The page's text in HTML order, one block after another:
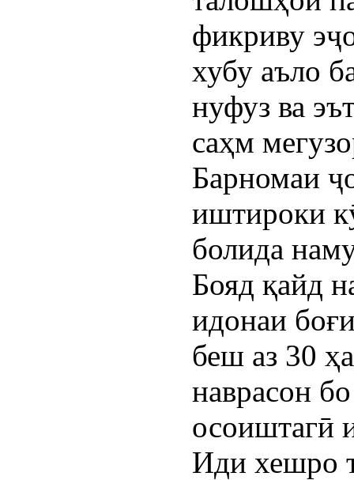
фикриву
хубу аъло
нуфуз ва
саҳм
Барномаи
иштироки
болида
Бояд қайд
идонаи
беш аз 30
наврасон
осоиштагӣ
Иди хешро